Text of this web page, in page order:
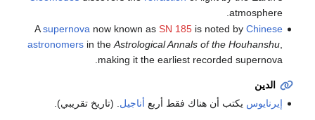
atmosphere.
Asupernovanow known as SN 185is noted by Chinese
astronomersin theAstrological Annals of the Houhanshu,
making it the earliest recorded supernova.
الدين
إيرنايوس يكتب أن هناك فقط أربع أناجيل . (تاريخ تقريبي).